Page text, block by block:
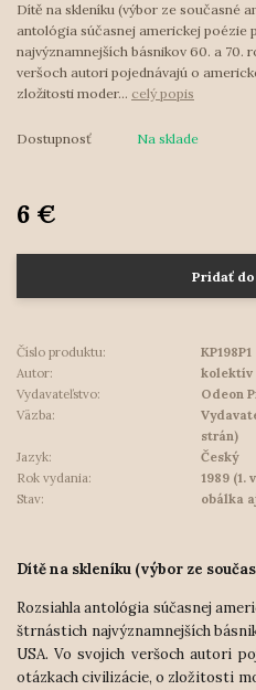
Dítě na skleníku (výbor ze současné
antológia súčasnej americkej poézie
najvýznamnejších básnikov 60. a 70.
veršoch autori pojednávajú o
zložitosti moder... celý popis
Dostupnosť Na sklade
6 €
Pridať
Číslo produktu:
KP198P1
Autor:
kolektív
Vydavateľstvo:
Odeon
Väzba:
strán)
Jazyk:
Český
Rok vydania:
1989 (1.
Stav:
obálka
Dítě na skleníku (výbor ze
Rozsiahla antológia súčasnej
štrnástich najvýznamnejších
USA. Vo svojich veršoch autori
otázkach civilizácie, o zložitosti